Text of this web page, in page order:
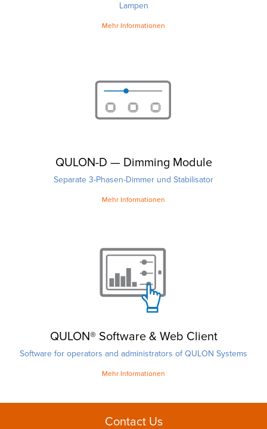
Lampen
Mehr Informationen
QULON-D — Dimming Module
Separate 3-Phasen-Dimmer und Stabilisator
Mehr Informationen
QULON® Software & Web Client
Software for operators and administrators of QULON Systems
Mehr Informationen
Contact Us